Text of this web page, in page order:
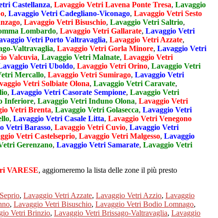
Castellanza, Lavaggio Vetri Lavena Ponte Tresa, Lavaggio
, Lavaggio Vetri Cadegliano-Viconago, Lavaggio Vetri Sesto
, Lavaggio Vetri Bisuschio, Lavaggio Vetri Saltrio,
Lombardo, Lavaggio Vetri Gallarate, Lavaggio Vetri
Vetri Porto Valtravaglia, Lavaggio Vetri Azzate,
Valtravaglia, Lavaggio Vetri Gorla Minore, Lavaggio Vetri
Valcuvia, Lavaggio Vetri Malnate, Lavaggio Vetri
Vetri Uboldo, Lavaggio Vetri Orino, Lavaggio Vetri
Mercallo, Lavaggio Vetri Sumirago, Lavaggio Vetri
Vetri Solbiate Olona, Lavaggio Vetri Caravate,
, Lavaggio Vetri Casorate Sempione, Lavaggio Vetri
Inferiore, Lavaggio Vetri Induno Olona, Lavaggio Vetri
Vetri Brenta, Lavaggio Vetri Golasecca, Lavaggio Vetri
, Lavaggio Vetri Casale Litta, Lavaggio Vetri Venegono
Vetri Barasso, Lavaggio Vetri Cuvio, Lavaggio Vetri
Vetri Castelseprio, Lavaggio Vetri Malgesso, Lavaggio
Gerenzano, Lavaggio Vetri Samarate, Lavaggio Vetri
VARESE, aggiorneremo la lista delle zone il più presto
, Lavaggio Vetri Azzate, Lavaggio Vetri Azzio, Lavaggio
, Lavaggio Vetri Bisuschio, Lavaggio Vetri Bodio Lomnago,
Vetri Brinzio, Lavaggio Vetri Brissago-Valtravaglia, Lavaggio